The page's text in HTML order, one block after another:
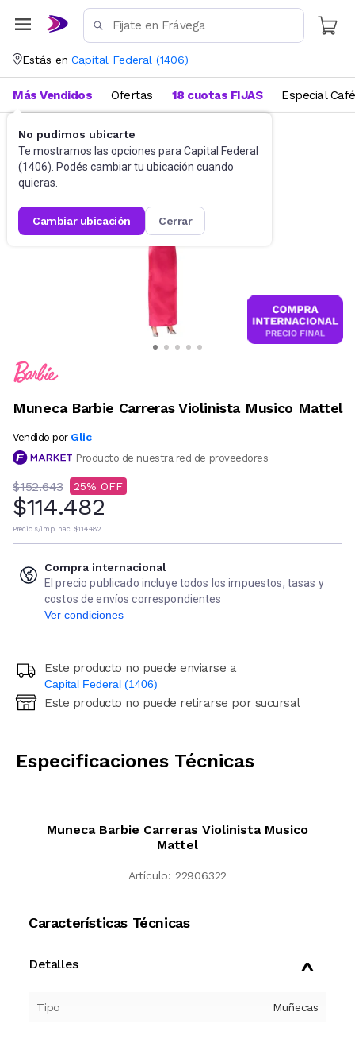
Estás en Capital Federal (1406)
No pudimos ubicarte
Te mostramos las opciones para Capital Federal
(1406). Podés cambiar tu ubicación cuando
quieras.
cambiar ubicación cerrar
Más Vendidos Ofertas 18 cuotas FIJAS Especial Café
Muñecas y Accesorios
Muneca Barbie Carreras Violinista Musico Mattel
Vendido por Glic
Producto de nuestra red de proveedores
$152.643 25
$114.482
Precio s/imp. nac. $114.482
Compra internacional
El precio publicado incluye todos los impuestos, tasas y
costos de envíos correspondientes
Ver condiciones
Este producto no puede enviarse a
Capital Federal (1406)
Ingresá código postal (sólo números)
Este producto no puede retirarse por sucursal
Especificaciones Técnicas
Muneca Barbie Carreras Violinista Musico
Mattel
Artículo: 22906322
Características Técnicas
Detalles
Tipo Muñecas